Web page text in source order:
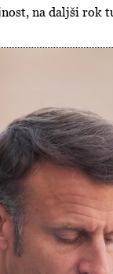
na daljši rok